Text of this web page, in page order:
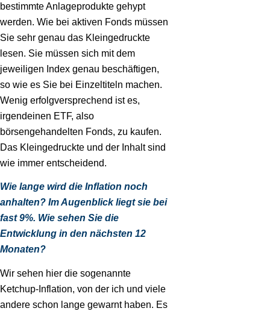
bestimmte Anlageprodukte gehypt
werden. Wie bei aktiven Fonds müssen
Sie sehr genau das Kleingedruckte
lesen. Sie müssen sich mit dem
jeweiligen Index genau beschäftigen,
so wie es Sie bei Einzeltiteln machen.
Wenig erfolgversprechend ist es,
irgendeinen ETF, also
börsengehandelten Fonds, zu kaufen.
Das Kleingedruckte und der Inhalt sind
wie immer entscheidend.
Wie lange wird die Inflation noch
anhalten? Im Augenblick liegt sie bei
fast 9%. Wie sehen Sie die
Entwicklung in den nächsten 12
Monaten?
Wir sehen hier die sogenannte
Ketchup-Inflation, von der ich und viele
andere schon lange gewarnt haben. Es